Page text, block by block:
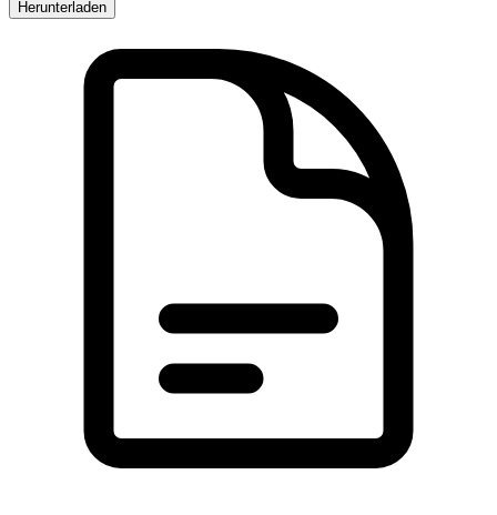
Herunterladen